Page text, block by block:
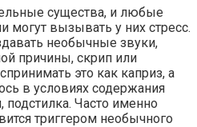
существа, и любые
могут вызывать у них стресс.
необычные звуки,
причины, скрип или
это как каприз, а
в условиях содержания
подстилка. Часто именно
триггером необычного